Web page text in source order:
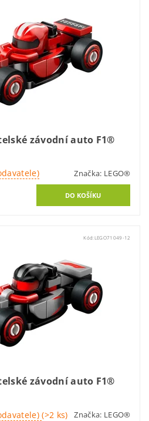
závodní auto F1®
Značka: LEGO®
Kód:LEGO71049-12
závodní auto F1®
(>2 ks) Značka: LEGO®